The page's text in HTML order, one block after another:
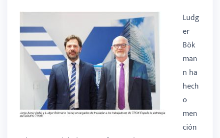
Ludg
er
Bök
man
n ha
hech
o
men
ción